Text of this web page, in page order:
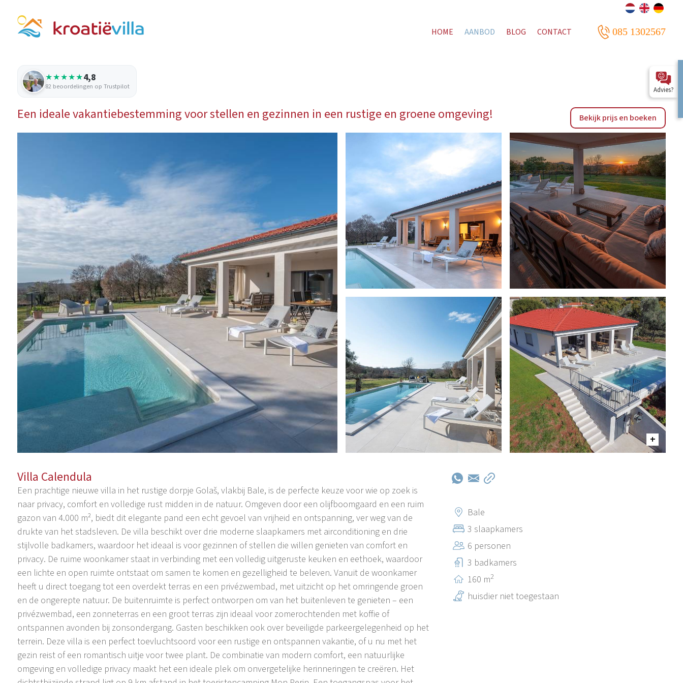
HOME AANBOD BLOG CONTACT 085 1302567
★★★★★4,8
82 beoordelingen op Trustpilot
Een ideale vakantiebestemming voor stellen en gezinnen in een rustige en groene omgeving! Bekijk prijs en boeken
Villa Calendula
Een prachtige nieuwe villa in het rustige dorpje Golaš, vlakbij Bale, is de perfecte keuze voor wie op zoek is
naar privacy, comfort en volledige rust midden in de natuur. Omgeven door een olijfboomgaard en een ruim
gazon van 4.000 m², biedt dit elegante pand een echt gevoel van vrijheid en ontspanning, ver weg van de
drukte van het stadsleven. De villa beschikt over drie moderne slaapkamers met airconditioning en drie
stijlvolle badkamers, waardoor het ideaal is voor gezinnen of stellen die willen genieten van comfort en
privacy. De ruime woonkamer staat in verbinding met een volledig uitgeruste keuken en eethoek, waardoor
een lichte en open ruimte ontstaat om samen te komen en gezelligheid te beleven. Vanuit de woonkamer
heeft u direct toegang tot een overdekt terras en een privézwembad, met uitzicht op het omringende groen
en de ongerepte natuur. De buitenruimte is perfect ontworpen om van het buitenleven te genieten – een
privézwembad, een zonneterras en een groot terras zijn ideaal voor zomerochtenden met koffie of
ontspannen avonden bij zonsondergang. Gasten beschikken ook over beveiligde parkeergelegenheid op het
terrein. Deze villa is een perfect toevluchtsoord voor een rustige en ontspannen vakantie, of u nu met het
gezin reist of een romantisch uitje voor twee plant. De combinatie van modern comfort, een natuurlijke
omgeving en volledige privacy maakt het een ideale plek om onvergetelijke herinneringen te creëren. Het
Bale
3 slaapkamers
6 personen
3 badkamers
160 m2
huisdier niet toegestaan
Advies?